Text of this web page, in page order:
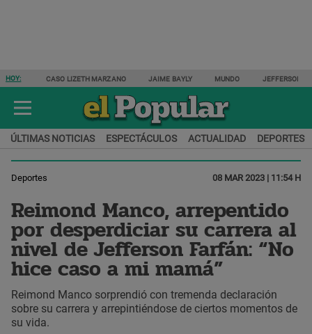
HOY: CASO LIZETH MARZANO JAIME BAYLY MUNDO JEFFERSON
ÚLTIMAS NOTICIAS ESPECTÁCULOS ACTUALIDAD DEPORTES
Deportes 08 MAR 2023 | 11:54 H
Reimond Manco, arrepentido
por desperdiciar su carrera al
nivel de Jefferson Farfán: “No
hice caso a mi mamá”
Reimond Manco sorprendió con tremenda declaración
sobre su carrera y arrepintiéndose de ciertos momentos de
su vida.